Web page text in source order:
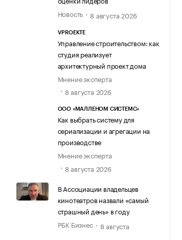
Новость
8 августа 2026
VPROEKTE
Управление строительством: как
студия реализует
архитектурный проект дома
Мнение эксперта
8 августа 2026
ООО «МАЛЛЕНОМ СИСТЕМС»
Как выбрать систему для
сериализации и агрегации на
производстве
Мнение эксперта
8 августа 2026
В Ассоциации владельцев
кинотеатров назвали «самый
страшный день» в году
РБК Бизнес
8 августа